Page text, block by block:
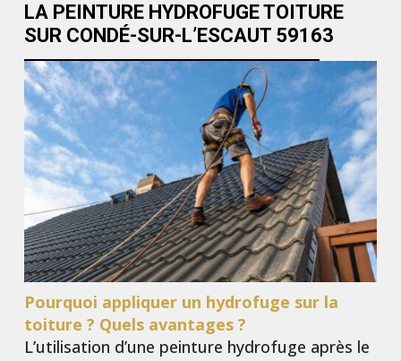
LA PEINTURE HYDROFUGE TOITURE
SUR CONDÉ-SUR-L’ESCAUT 59163
Pourquoi appliquer un hydrofuge sur la
toiture ? Quels avantages ?
L’utilisation d’une peinture hydrofuge après le